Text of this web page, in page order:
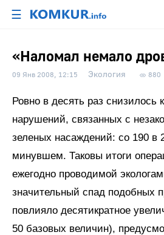
☰
«Наломал немало
09 Янв 2008, 12:15 Экология 880
Ровно в десять раз снизилось
нарушений, связанных с
зеленых насаждений: со 190 в
минувшем. Таковы итоги
ежегодно проводимой
значительный спад подобных
повлияло десятикратное
50 базовых величин),